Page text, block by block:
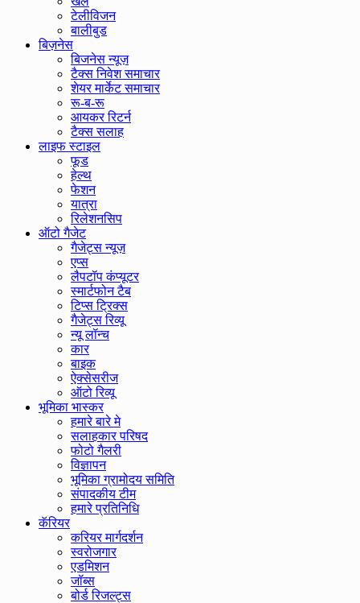
टेलीविजन
बालीबुड
बिज़नेस
बिजनेस न्यूज़
टैक्स निवेश समाचार
शेयर मार्केट समाचार
रू-ब-रू
आयकर रिटर्न
टैक्स सलाह
लाइफ स्टाइल
फूड
हेल्थ
फेशन
यात्रा
रिलेशनसिप
ऑटो गैजेट
गैजेट्स न्यूज़
एप्स
लैपटॉप कंप्यूटर
स्मार्टफोन टैब
टिप्स ट्रिक्स
गैजेट्स रिव्यू
न्यू लॉन्च
कार
बाइक
ऐक्सेसरीज
ऑटो रिव्यू
भूमिका भास्कर
हमारे बारे मे
सलाहकार परिषद
फोटो गैलरी
विज्ञापन
भूमिका ग्रामोदय समिति
संपादकीय टीम
हमारे प्रतिनिधि
कॅरियर
करियर मार्गदर्शन
स्वरोजगार
एडमिशन
जॉब्स
बोर्ड रिजल्ट्स